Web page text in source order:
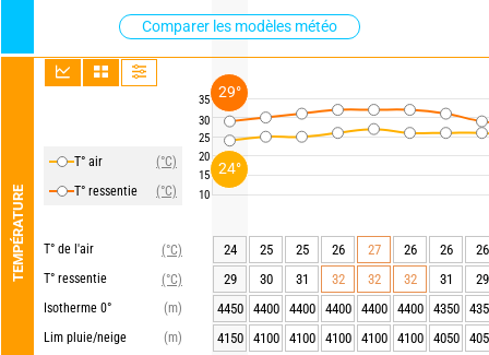
Comparer les modèles météo
TEMPÉRATURE
T° air
(°C)
T° ressentie
(°C)
T° de l'air
(°C)
T° ressentie
(°C)
Isotherme 0°
(m)
Lim pluie/neige
(m)
35
30
25
20
15
10
24 25 25 26 27 26 26
26
29
30 31 32 32 32 31
29
4450
4400 4400 4400 4400 4400 4350
4150
4100 4100 4100 4100 4100 4050
24°
29°